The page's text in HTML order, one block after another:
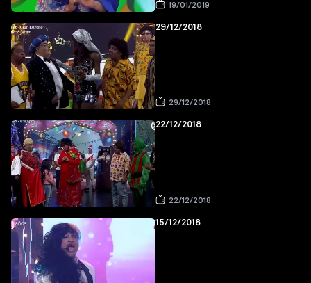
19/01/2019
29/12/2018
29/12/2018
22/12/2018
22/12/2018
15/12/2018